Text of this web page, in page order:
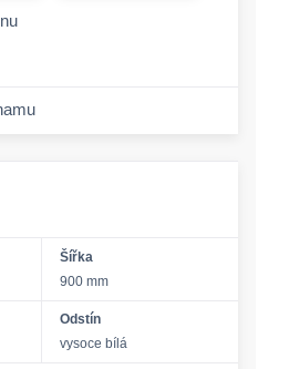
Šířka
900 mm
Odstín
vysoce bílá